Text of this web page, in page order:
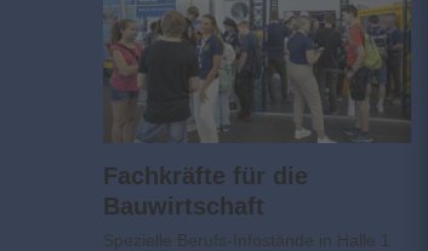
Fachkräfte für die
Bauwirtschaft
Spezielle Berufs-Infostände in Halle 1